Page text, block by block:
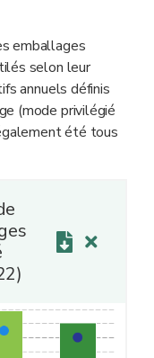
emballages
selon leur
annuels définis
(mode privilégié
été tous